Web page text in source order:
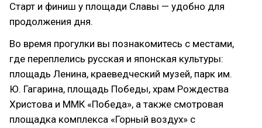
Старт и финиш у площади Славы — удобно для
продолжения дня.
Во время прогулки вы познакомитесь с местами,
где переплелись русская и японская культуры:
площадь Ленина, краеведческий музей, парк им.
Ю. Гагарина, площадь Победы, храм Рождества
Христова и ММК «Победа», а также смотровая
площадка комплекса «Горный воздух» с